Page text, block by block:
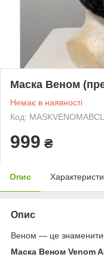
Маска Веном
Немає в наявності
Код:
999 ₴
Опис
Опис
Веном — це знаменитий
Маска Веном Venom